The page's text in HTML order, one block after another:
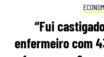
“Fui
enfermeiro com